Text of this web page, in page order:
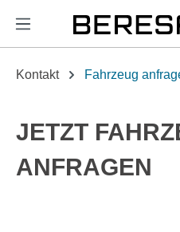
springen
Kontakt Fahrzeug
JETZT
ANFRAGEN